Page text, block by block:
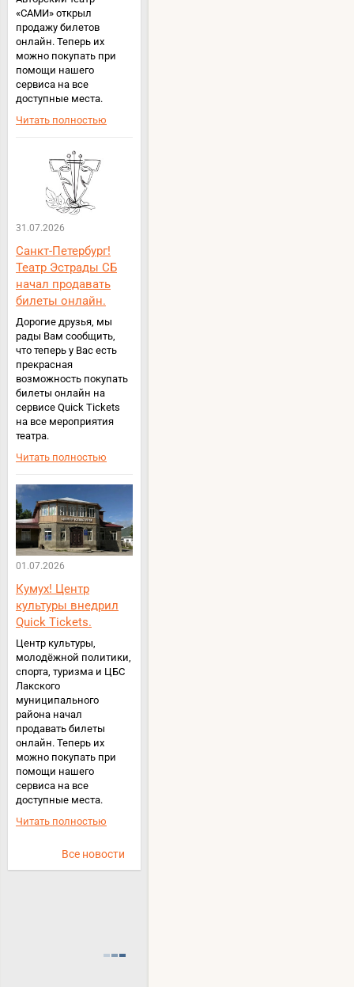
«САМИ» открыл
продажу билетов
онлайн. Теперь их
можно покупать при
помощи нашего
сервиса на все
доступные места.
Читать полностью
31.07.2026
Санкт-Петербург!
Театр Эстрады СБ
начал продавать
билеты онлайн.
Дорогие друзья, мы
рады Вам сообщить,
что теперь у Вас есть
прекрасная
возможность покупать
билеты онлайн на
сервисе Quick Tickets
на все мероприятия
театра.
Читать полностью
01.07.2026
Кумух! Центр
культуры внедрил
Quick Tickets.
Центр культуры,
молодёжной политики,
спорта, туризма и ЦБС
Лакского
муниципального
района начал
продавать билеты
онлайн. Теперь их
можно покупать при
помощи нашего
сервиса на все
доступные места.
Читать полностью
Все новости